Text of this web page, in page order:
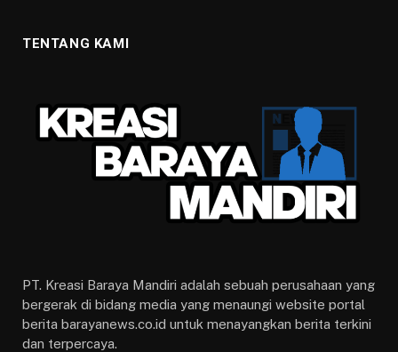
TENTANG KAMI
PT. Kreasi Baraya Mandiri adalah sebuah perusahaan yang
bergerak di bidang media yang menaungi website portal
berita barayanews.co.id untuk menayangkan berita terkini
dan terpercaya.